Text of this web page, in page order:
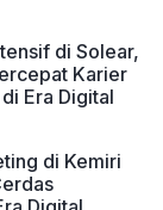
di Solear,
Karier
Era Digital
di Kemiri